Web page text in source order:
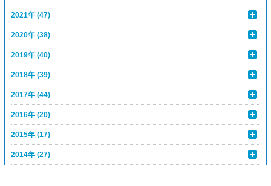
2021年 (47)
2020年 (38)
2019年 (40)
2018年 (39)
2017年 (44)
2016年 (20)
2015年 (17)
2014年 (27)